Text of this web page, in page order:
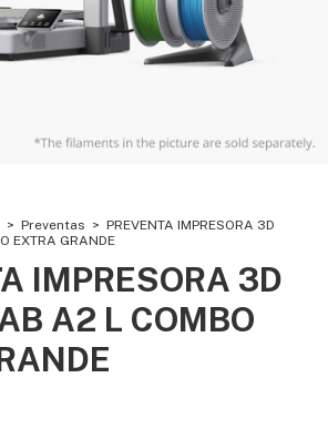
> Preventas > PREVENTA IMPRESORA 3D
EXTRA GRANDE
IMPRESORA 3D
A2 L COMBO